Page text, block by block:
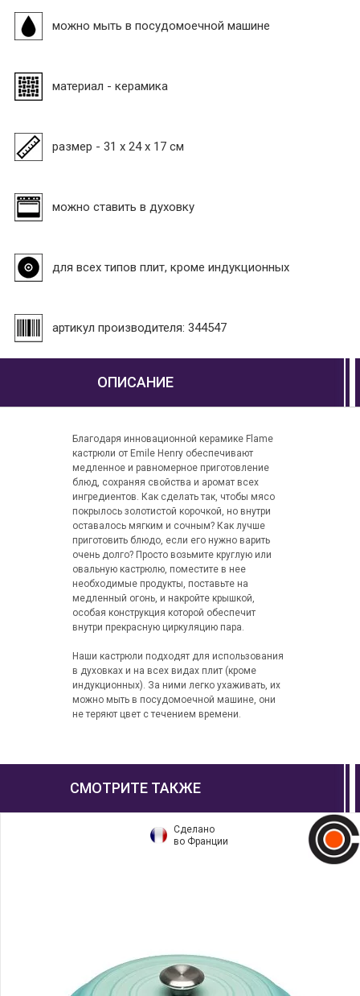
можно мыть в посудомоечной машине
материал - керамика
размер - 31 x 24 x 17 см
можно ставить в духовку
для всех типов плит, кроме индукционных
артикул производителя: 344547
ОПИСАНИЕ
Благодаря инновационной керамике Flame
кастрюли от Emile Henry обеспечивают
медленное и равномерное приготовление
блюд, сохраняя свойства и аромат всех
ингредиентов. Как сделать так, чтобы мясо
покрылось золотистой корочкой, но внутри
оставалось мягким и сочным? Как лучше
приготовить блюдо, если его нужно варить
очень долго? Просто возьмите круглую или
овальную кастрюлю, поместите в нее
необходимые продукты, поставьте на
медленный огонь, и накройте крышкой,
особая конструкция которой обеспечит
внутри прекрасную циркуляцию пара.
Наши кастрюли подходят для использования
в духовках и на всех видах плит (кроме
индукционных). За ними легко ухаживать, их
можно мыть в посудомоечной машине, они
не теряют цвет с течением времени.
СМОТРИТЕ ТАКЖЕ
Сделано
во Франции